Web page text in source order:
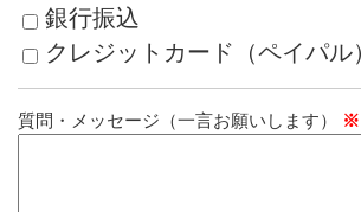
銀行振込
クレジットカード（ペイパル
質問・メッセージ（一言お願いします） ※